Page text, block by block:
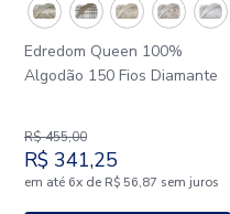
Edredom Queen 100%
Algodão 150 Fios Diamante
R$455,00
R$ 341,25
em até 6x de R$ 56,87 sem juros